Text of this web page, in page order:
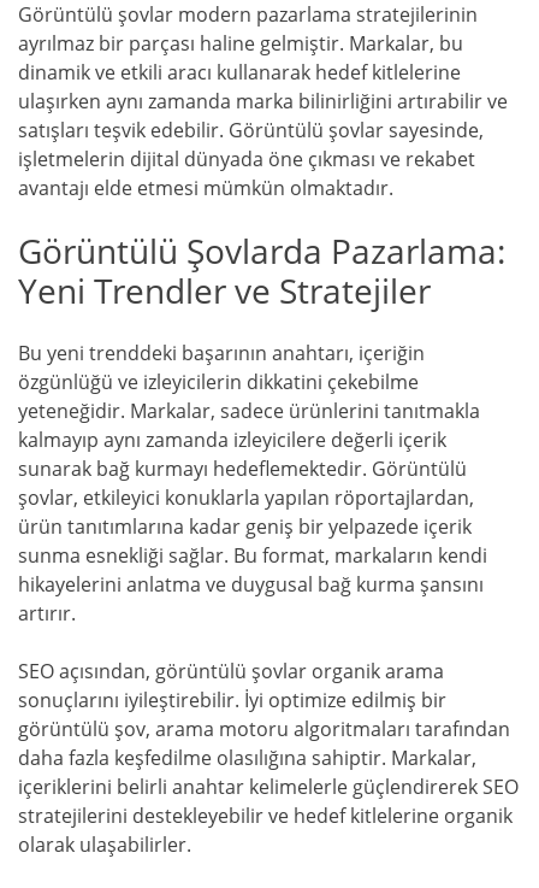
Görüntülü şovlar modern pazarlama stratejilerinin
ayrılmaz bir parçası haline gelmiştir. Markalar, bu
dinamik ve etkili aracı kullanarak hedef kitlelerine
ulaşırken aynı zamanda marka bilinirliğini artırabilir ve
satışları teşvik edebilir. Görüntülü şovlar sayesinde,
işletmelerin dijital dünyada öne çıkması ve rekabet
avantajı elde etmesi mümkün olmaktadır.
Görüntülü Şovlarda Pazarlama:
Yeni Trendler ve Stratejiler
Bu yeni trenddeki başarının anahtarı, içeriğin
özgünlüğü ve izleyicilerin dikkatini çekebilme
yeteneğidir. Markalar, sadece ürünlerini tanıtmakla
kalmayıp aynı zamanda izleyicilere değerli içerik
sunarak bağ kurmayı hedeflemektedir. Görüntülü
şovlar, etkileyici konuklarla yapılan röportajlardan,
ürün tanıtımlarına kadar geniş bir yelpazede içerik
sunma esnekliği sağlar. Bu format, markaların kendi
hikayelerini anlatma ve duygusal bağ kurma şansını
artırır.
SEO açısından, görüntülü şovlar organik arama
sonuçlarını iyileştirebilir. İyi optimize edilmiş bir
görüntülü şov, arama motoru algoritmaları tarafından
daha fazla keşfedilme olasılığına sahiptir. Markalar,
içeriklerini belirli anahtar kelimelerle güçlendirerek SEO
stratejilerini destekleyebilir ve hedef kitlelerine organik
olarak ulaşabilirler.